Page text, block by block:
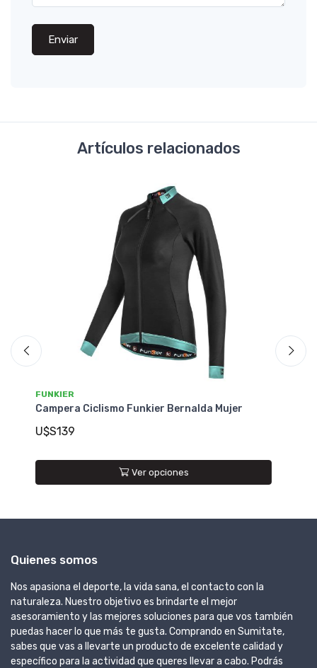
Enviar
Artículos relacionados
FUNKIER
Campera Ciclismo Funkier Coiano Therm
U$S99
Ver opciones
Quienes somos
Nos apasiona el deporte, la vida sana, el contacto con la
naturaleza. Nuestro objetivo es brindarte el mejor
asesoramiento y las mejores soluciones para que vos también
puedas hacer lo que más te gusta. Comprando en Sumitate,
sabes que vas a llevarte un producto de excelente calidad y
específico para la actividad que queres llevar a cabo. Podrás